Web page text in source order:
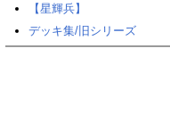
【星輝兵】
デッキ集/旧シリーズ